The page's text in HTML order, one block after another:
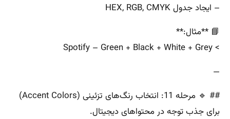
– ایجاد جدول HEX, RGB, CMYK
📘 **مثال:**
> Spotify – Green + Black + White + Grey
—
## 🔹 مرحله 11: انتخاب رنگ‌های تزئینی (Accent Colors)
برای جذب توجه در محتواهای دیجیتال.